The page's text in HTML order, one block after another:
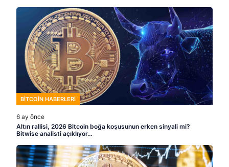
BITCOIN HABERLERI
6 ay önce
Altın rallisi, 2026 Bitcoin boğa koşusunun erken sinyali mi?
Bitwise analisti açıklıyor…